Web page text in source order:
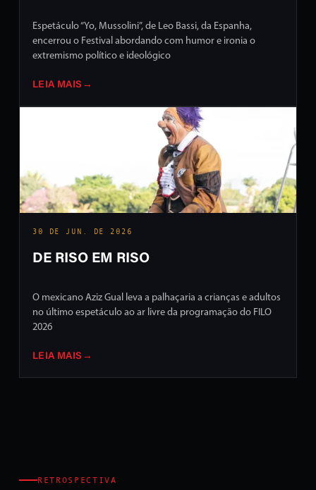
Espetáculo “Yo, Mussolini”, de Leo Bassi, da Espanha,
encerrou o Festival abordando com humor e ironia o
extremismo político e ideológico
LEIA MAIS →
30 DE JUN. DE 2026
DE RISO EM RISO
O mexicano Aziz Gual leva a palhaçaria a crianças e adultos
no último espetáculo ao ar livre da programação do FILO
2026
LEIA MAIS →
RETROSPECTIVA